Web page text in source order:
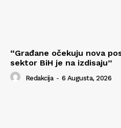
“Građane očekuju nova
sektor BiH je na izdisaju”
Redakcija - 6 Augusta, 2026